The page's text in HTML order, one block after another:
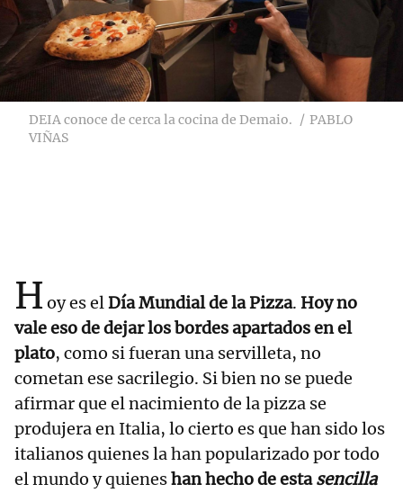
DEIA conoce de cerca la cocina de Demaio.
PABLO
VIÑAS
H oy es elDía Mundial de la Pizza. Hoy no
vale eso de dejar los bordes apartados en el
plato, como si fueran una servilleta, no
cometan ese sacrilegio. Si bien no se puede
afirmar que el nacimiento de la pizza se
produjera en Italia, lo cierto es que han sido los
italianos quienes la han popularizado por todo
el mundo y quieneshan hecho de estasencilla